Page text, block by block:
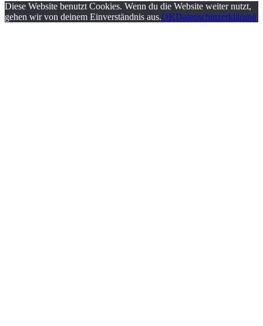
Diese Website benutzt Cookies. Wenn du die Website weiter nutzt,
gehen wir von deinem Einverständnis aus.OKDatenschutzerklärung